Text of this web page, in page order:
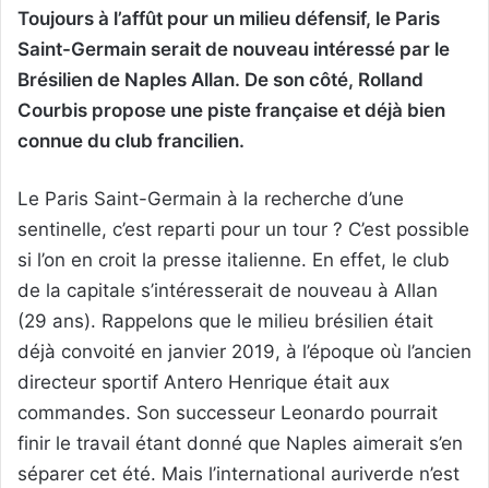
Toujours à l’affût pour un milieu défensif, le Paris
Saint-Germain serait de nouveau intéressé par le
Brésilien de Naples Allan. De son côté, Rolland
Courbis propose une piste française et déjà bien
connue du club francilien.
Le Paris Saint-Germain à la recherche d’une
sentinelle, c’est reparti pour un tour ? C’est possible
si l’on en croit la presse italienne. En effet, le club
de la capitale s’intéresserait de nouveau à Allan
(29 ans). Rappelons que le milieu brésilien était
déjà convoité en janvier 2019, à l’époque où l’ancien
directeur sportif Antero Henrique était aux
commandes. Son successeur Leonardo pourrait
finir le travail étant donné que Naples aimerait s’en
séparer cet été. Mais l’international auriverde n’est